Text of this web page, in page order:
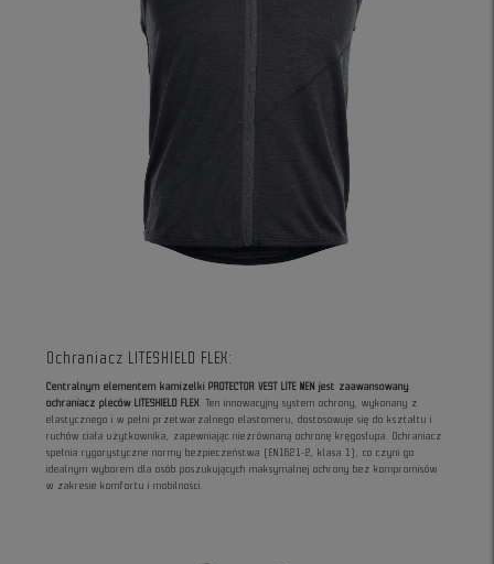
Ochraniacz LITESHIELD FLEX:
Centralnym elementem kamizelki PROTECTOR VEST LITE MEN jest zaawansowany
ochraniacz pleców LITESHIELD FLEX. Ten innowacyjny system ochrony, wykonany z
elastycznego i w pełni przetwarzalnego elastomeru, dostosowuje się do kształtu i
ruchów ciała użytkownika, zapewniając niezrównaną ochronę kręgosłupa. Ochraniacz
spełnia rygorystyczne normy bezpieczeństwa (EN1621-2, klasa 1), co czyni go
idealnym wyborem dla osób poszukujących maksymalnej ochrony bez kompromisów
w zakresie komfortu i mobilności.